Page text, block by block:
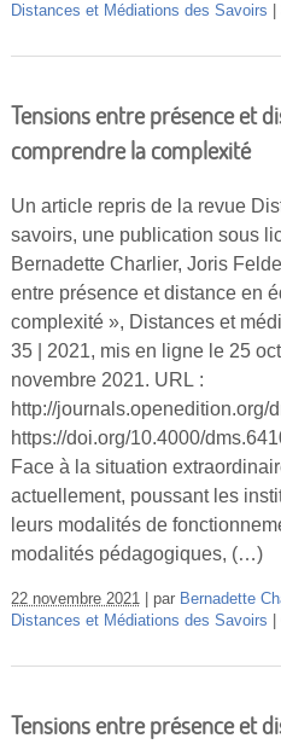
Distances et Médiations des Savoirs
Tensions entre présence et
comprendre la complexité
Un article repris de la revue
savoirs, une publication sous
Bernadette Charlier, Joris
entre présence et distance en
complexité », Distances et
35 | 2021, mis en ligne le 25
novembre 2021. URL :
http://journals.openedition.org/
https://doi.org/10.4000/
Face à la situation
actuellement, poussant les
leurs modalités de
modalités pédagogiques, (…)
22 novembre 2021 par Bernadette
Distances et Médiations des Savoirs
Tensions entre présence et